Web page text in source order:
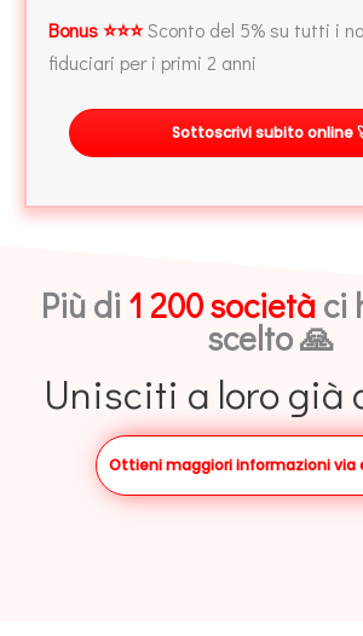
Bonus ⭐⭐⭐Sconto del 5% su tutti i
fiduciari per i primi 2 anni
Sottoscrivi subito online
Più di 1 200 societàci
scelto 🙏
Unisciti a loro già
Ottieni maggiori informazioni via